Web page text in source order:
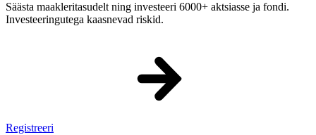
Säästa maakleritasudelt ning investeeri 6000+ aktsiasse ja fondi.
Investeeringutega kaasnevad riskid.
Registreeri